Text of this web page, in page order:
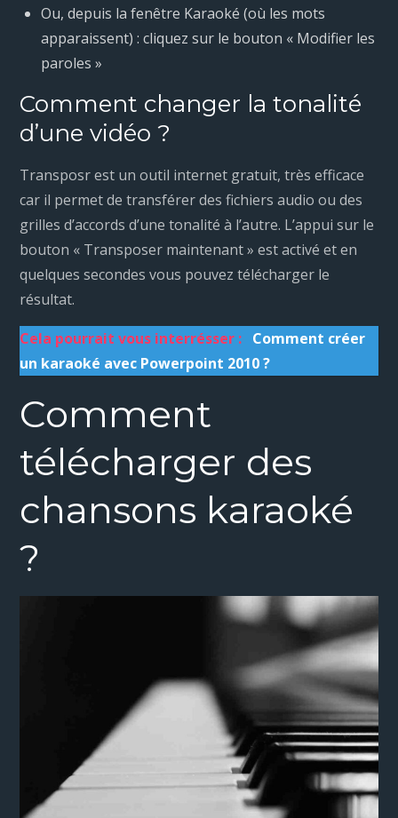
Ou, depuis la fenêtre Karaoké (où les mots
apparaissent) : cliquez sur le bouton « Modifier les
paroles »
Comment changer la tonalité
d’une vidéo ?
Transposr est un outil internet gratuit, très efficace
car il permet de transférer des fichiers audio ou des
grilles d’accords d’une tonalité à l’autre. L’appui sur le
bouton « Transposer maintenant » est activé et en
quelques secondes vous pouvez télécharger le
résultat.
Cela pourrait vous interrésser : Comment créer
un karaoké avec Powerpoint 2010 ?
Comment
télécharger des
chansons karaoké
?